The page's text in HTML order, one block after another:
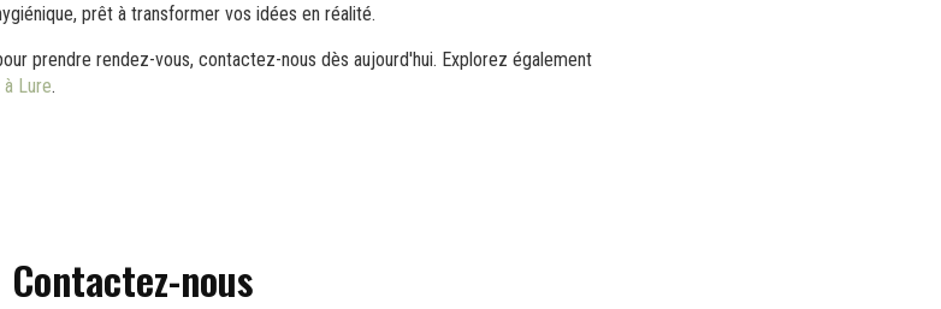
prêt à transformer vos idées en réalité.
prendre rendez-vous, contactez-nous dès aujourd'hui. Explorez également
Lure.
Contactez-nous